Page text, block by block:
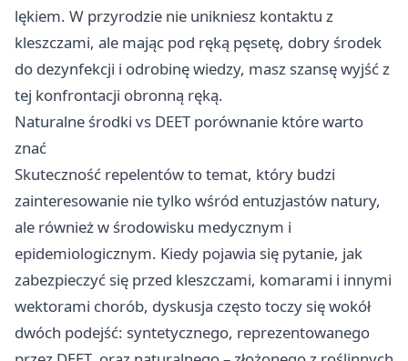
lękiem. W przyrodzie nie unikniesz kontaktu z
kleszczami, ale mając pod ręką pęsetę, dobry środek
do dezynfekcji i odrobinę wiedzy, masz szansę wyjść z
tej konfrontacji obronną ręką.
Naturalne środki vs DEET porównanie które warto
znać
Skuteczność repelentów to temat, który budzi
zainteresowanie nie tylko wśród entuzjastów natury,
ale również w środowisku medycznym i
epidemiologicznym. Kiedy pojawia się pytanie, jak
zabezpieczyć się przed kleszczami, komarami i innymi
wektorami chorób, dyskusja często toczy się wokół
dwóch podejść: syntetycznego, reprezentowanego